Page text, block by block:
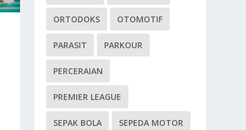
ORTODOKS OTOMOTIF
PARASIT PARKOUR
PERCERAIAN
PREMIER LEAGUE
SEPAK BOLA SEPEDA MOTOR